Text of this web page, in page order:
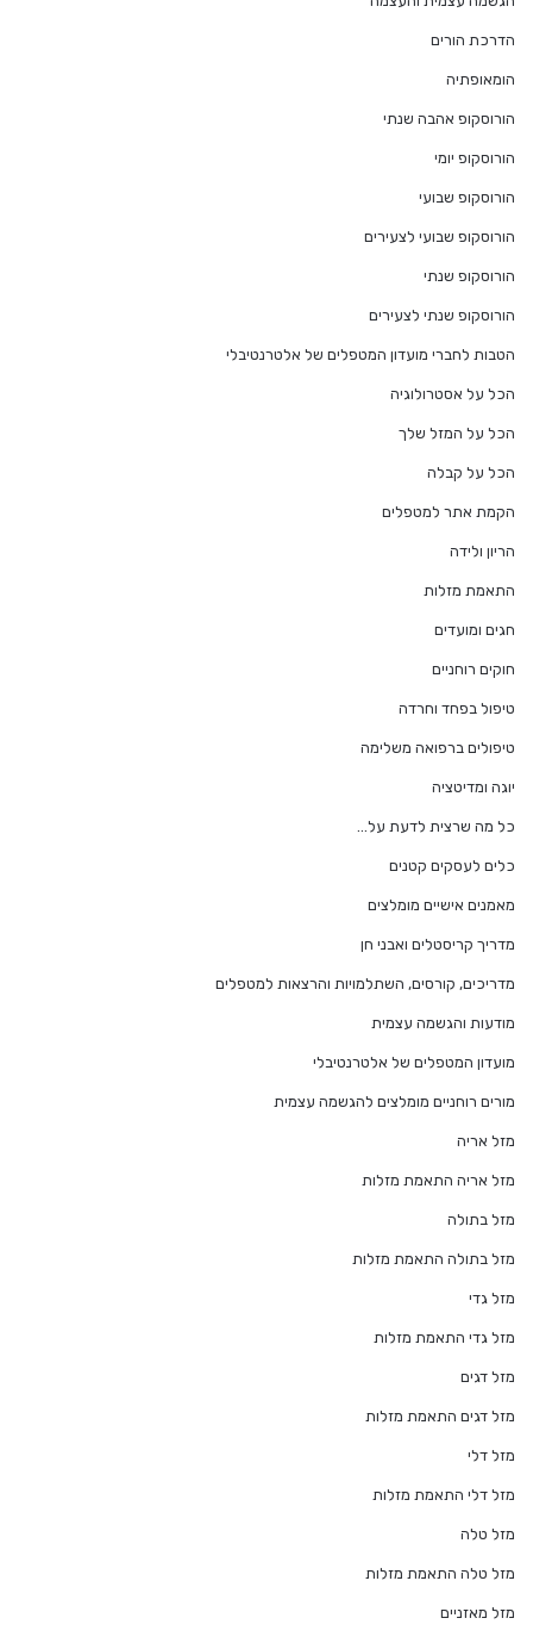
הדרכת הורים
הומאופתיה
הורוסקופ אהבה שנתי
הורוסקופ יומי
הורוסקופ שבועי
הורוסקופ שבועי לצעירים
הורוסקופ שנתי
הורוסקופ שנתי לצעירים
הטבות לחברי מועדון המטפלים של אלטרנטיבלי
הכל על אסטרולוגיה
הכל על המזל שלך
הכל על קבלה
הקמת אתר למטפלים
הריון ולידה
התאמת מזלות
חגים ומועדים
חוקים רוחניים
טיפול בפחד וחרדה
טיפולים ברפואה משלימה
יוגה ומדיטציה
כל מה שרצית לדעת על…
כלים לעסקים קטנים
מאמנים אישיים מומלצים
מדריך קריסטלים ואבני חן
מדריכים, קורסים, השתלמויות והרצאות למטפלים
מודעות והגשמה עצמית
מועדון המטפלים של אלטרנטיבלי
מורים רוחניים מומלצים להגשמה עצמית
מזל אריה
מזל אריה התאמת מזלות
מזל בתולה
מזל בתולה התאמת מזלות
מזל גדי
מזל גדי התאמת מזלות
מזל דגים
מזל דגים התאמת מזלות
מזל דלי
מזל דלי התאמת מזלות
מזל טלה
מזל טלה התאמת מזלות
מזל מאזניים